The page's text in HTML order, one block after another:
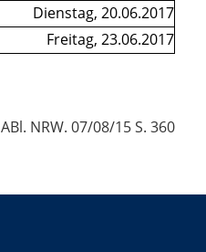
Dienstag, 20.06.2017
Freitag, 23.06.2017
ABl. NRW. 07/08/15 S. 360